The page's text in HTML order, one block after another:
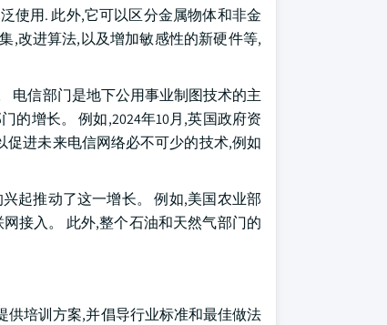
使用. 此外,它可以区分金属物体和非金
,改进算法,以及增加敏感性的新硬件等,
电信部门是地下公用事业制图技术的主
的增长。 例如,2024年10月,英国政府资
促进未来电信网络必不可少的技术,例如
起推动了这一增长。 例如,美国农业部
接入。 此外,整个石油和天然气部门的
供培训方案,并倡导行业标准和最佳做法